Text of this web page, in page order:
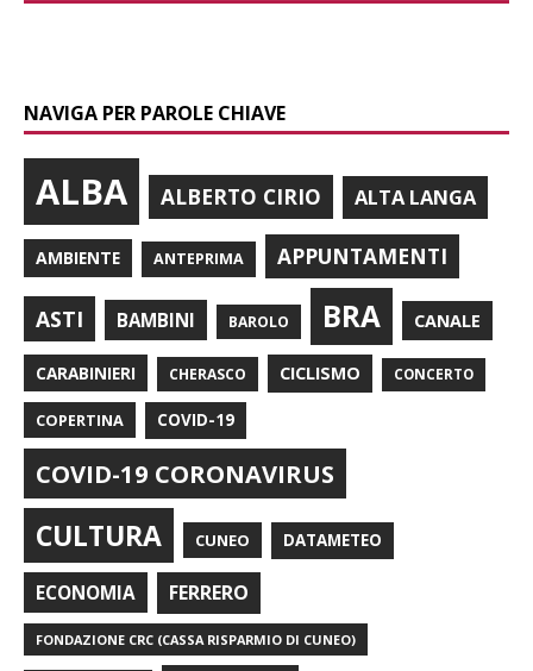
NAVIGA PER PAROLE CHIAVE
ALBA ALBERTO CIRIO ALTA LANGA
AMBIENTE ANTEPRIMA APPUNTAMENTI
ASTI BAMBINI BAROLO BRA CANALE
CARABINIERI CHERASCO CICLISMO CONCERTO
COPERTINA COVID-19
COVID-19 CORONAVIRUS
CULTURA CUNEO DATAMETEO
ECONOMIA FERRERO
FONDAZIONE CRC (CASSA RISPARMIO DI CUNEO)